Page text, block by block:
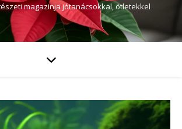
magazinja jótanácsokkal, ötletekkel